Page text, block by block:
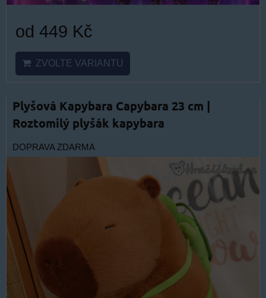
od 449 Kč
ZVOLTE VARIANTU
Plyšová Kapybara Capybara 23 cm |
Roztomilý plyšák kapybara
DOPRAVA ZDARMA